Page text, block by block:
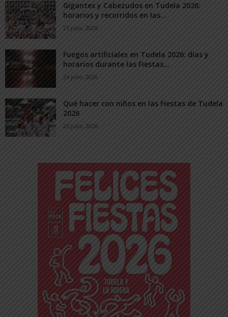
Gigantes y Cabezudos en Tudela 2026:
horarios y recorridos en las...
25 julio, 2026
Fuegos artificiales en Tudela 2026: días y
horarios durante las Fiestas...
24 julio, 2026
Qué hacer con niños en las Fiestas de Tudela
2026
23 julio, 2026